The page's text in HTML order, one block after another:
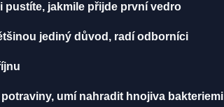
pustíte, jakmile přijde první vedro
jediný důvod, radí odborníci
umí nahradit hnojiva bakteriemi